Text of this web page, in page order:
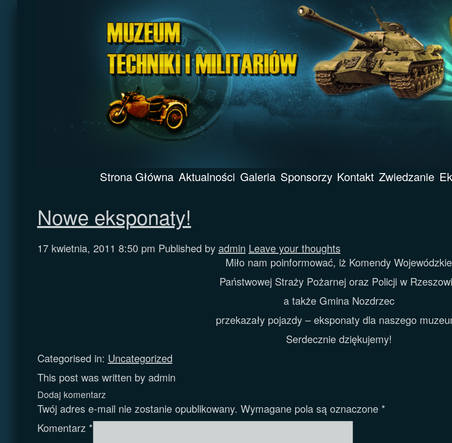
Strona Główna Aktualności Galeria Sponsorzy Kontakt Zwiedzanie
Nowe eksponaty!
17 kwietnia, 2011 8:50 pm Published by admin Leave your thoughts
Miło nam poinformować, iż Komendy Wojewódzkie
Państwowej Straży Pożarnej oraz Policji w
a także Gmina Nozdrzec
przekazały pojazdy – eksponaty dla naszego
Serdecznie dziękujemy!
Categorised in: Uncategorized
This post was written by admin
Dodaj komentarz
Twój adres e-mail nie zostanie opublikowany. Wymagane pola są oznaczone *
Komentarz *